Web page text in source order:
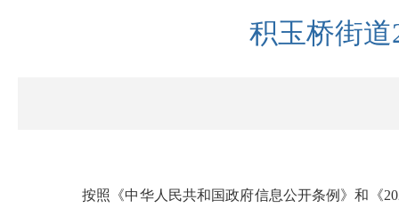
积玉桥街
按照《中华人民共和国政府信息公开条例》和《